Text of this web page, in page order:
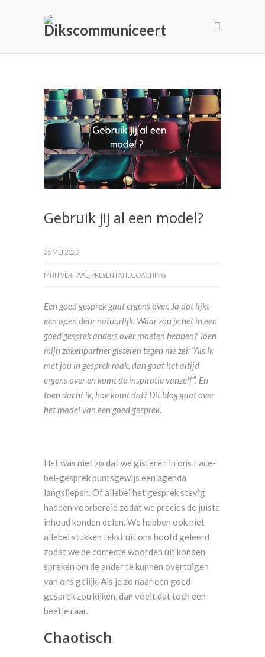
Gebruik jij al een model?
25 MEI 2020
MIJN VERHAAL PRESENTATIECOACHING
Een goed gesprek gaat ergens over. Ja dat lijkt
een open deur natuurlijk. Waar zou je het in een
goed gesprek anders over moeten hebben? Toen
mijn zakenpartner gisteren tegen me zei: “Als ik
met jou in gesprek raak, dan gaat het altijd
ergens over en komt de inspiratie vanzelf”. En
toen dacht ik, hoe komt dat? Dit blog gaat over
het model van een goed gesprek.
Het was niet zo dat we gisteren in ons Face-
bel-gesprek puntsgewijs een agenda
langsliepen. Of allebei het gesprek stevig
hadden voorbereid zodat we precies de juiste
inhoud konden delen. We hebben ook niet
allebei stukken tekst uit ons hoofd geleerd
zodat we de correcte woorden uit konden
spreken om de ander te kunnen overtuigen
van ons gelijk. Als je zo naar een goed
gesprek zou kijken, dan voelt dat toch een
beetje raar.
Chaotisch